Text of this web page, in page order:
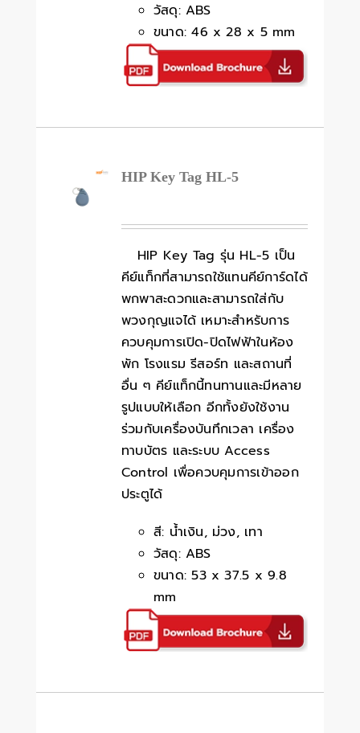
วัสดุ: ABS
ขนาด: 46 x 28 x 5 mm
HIP Key Tag HL-5
HIP Key Tag รุ่น HL-5 เป็น
คีย์แท็กที่สามารถใช้แทนคีย์การ์ดได้
พกพาสะดวกและสามารถใส่กับ
พวงกุญแจได้ เหมาะสำหรับการ
ควบคุมการเปิด-ปิดไฟฟ้าในห้อง
พัก โรงแรม รีสอร์ท และสถานที่
อื่น ๆ คีย์แท็กนี้ทนทานและมีหลาย
รูปแบบให้เลือก อีกทั้งยังใช้งาน
ร่วมกับเครื่องบันทึกเวลา เครื่อง
ทาบบัตร และระบบ Access
Control เพื่อควบคุมการเข้าออก
ประตูได้
สี: น้ำเงิน, ม่วง, เทา
วัสดุ: ABS
ขนาด: 53 x 37.5 x 9.8
mm